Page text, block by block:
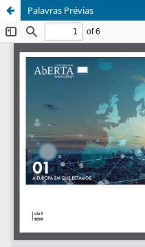
Palavras Prévias